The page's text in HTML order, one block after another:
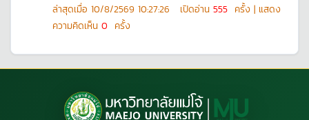
ล่าสุดเมื่อ 10/8/2569 10:27:26 เปิดอ่าน 555 ครั้ง | แสดง
ความคิดเห็น 0 ครั้ง